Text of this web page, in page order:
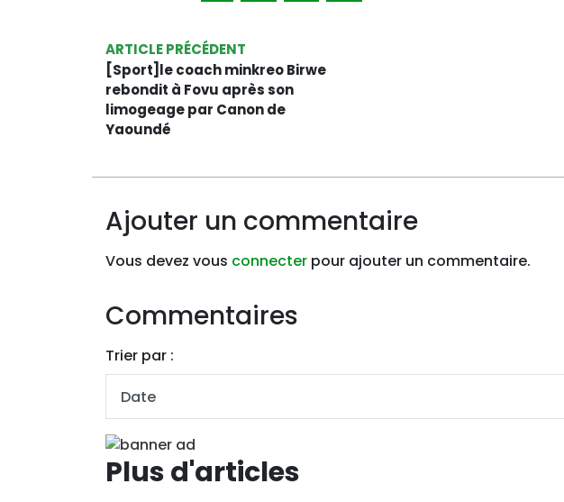
ARTICLE PRÉCÉDENT
[Sport]le coach minkreo Birwe
rebondit à Fovu après son
limogeage par Canon de
Yaoundé
Ajouter un commentaire
Vous devez vous connecter pour ajouter un commentaire.
Commentaires
Trier par :
Plus d'articles